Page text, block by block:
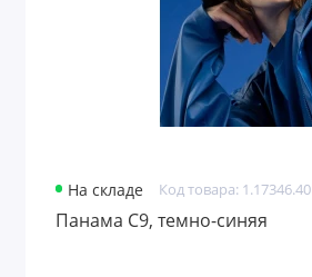
На складе Код товара: 1.17346.40
Панама C9, темно-синяя